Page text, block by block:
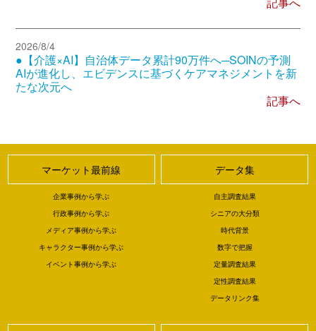
2026/8/4
●【介護×AI】自治体データ累計90万件へ─SOINの予測
AIが進化し、エビデンスに基づくケアマネジメントを新
たな次元へ
記事へ
マーケット最前線
企業事例から学ぶ
行政事例から学ぶ
メディア事例から学ぶ
キャラクター事例から学ぶ
イベント事例から学ぶ
データ集
自主調査結果
シニアの大分類
時代背景
数字で把握
定量調査結果
定性調査結果
データリンク集